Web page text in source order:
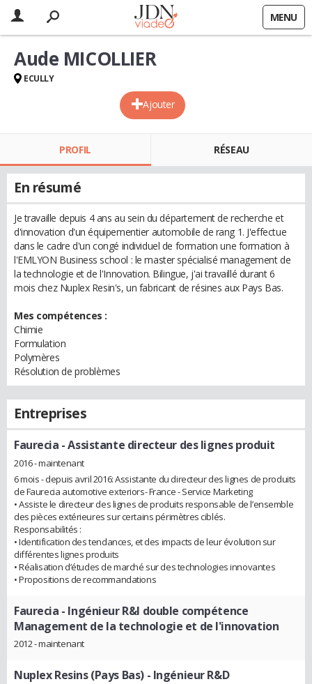
MENU
Ajouter
Aude MICOLLIER
ECULLY
PROFIL RÉSEAU
En résumé
Je travaille depuis 4 ans au sein du département de recherche et
d'innovation d'un équipementier automobile de rang 1. J'effectue
dans le cadre d'un congé individuel de formation une formation à
l'EMLYON Business school : le master spécialisé management de
la technologie et de l'Innovation. Bilingue, j'ai travaillé durant 6
mois chez Nuplex Resin's, un fabricant de résines aux Pays Bas.
Mes compétences :
Chimie
Formulation
Polymères
Résolution de problèmes
Entreprises
Faurecia - Assistante directeur des lignes produit
2016 - maintenant
6 mois - depuis avril 2016: Assistante du directeur des lignes de produits
de Faurecia automotive exteriors- France - Service Marketing
• Assiste le directeur des lignes de produits responsable de l’ensemble
des pièces extérieures sur certains périmètres ciblés.
Responsabilités :
• Identification des tendances, et des impacts de leur évolution sur
différentes lignes produits
• Réalisation d’études de marché sur des technologies innovantes
• Propositions de recommandations
Faurecia - Ingénieur R&I double compétence
Management de la technologie et de l'innovation
2012 - maintenant
Nuplex Resins (Pays Bas)- Ingénieur R&D